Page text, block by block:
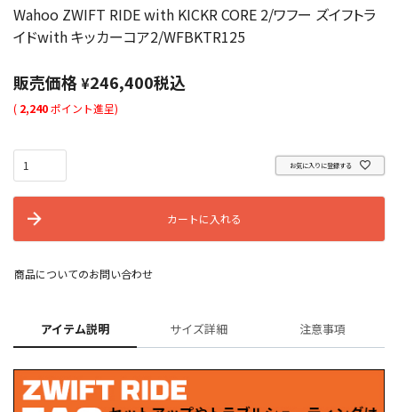
Wahoo ZWIFT RIDE with KICKR CORE 2/ワフー ズイフトラ
イドwith キッカーコア2/WFBKTR125
販売価格¥246,400税込
( 2,240ポイント進呈)
お気に入りに登録する
カートに入れる
商品についてのお問い合わせ
アイテム説明 サイズ詳細 注意事項